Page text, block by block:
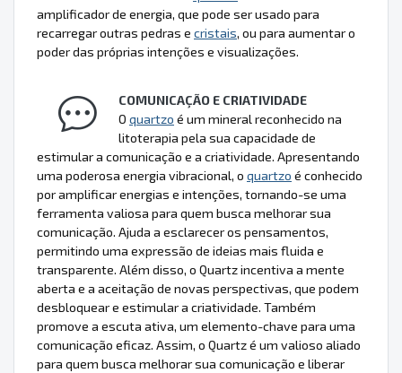
amplificador de energia, que pode ser usado para
recarregar outras pedras e cristais, ou para aumentar o
poder das próprias intenções e visualizações.
COMUNICAÇÃO E CRIATIVIDADE
O quartzo é um mineral reconhecido na
litoterapia pela sua capacidade de
estimular a comunicação e a criatividade. Apresentando
uma poderosa energia vibracional, o quartzo é conhecido
por amplificar energias e intenções, tornando-se uma
ferramenta valiosa para quem busca melhorar sua
comunicação. Ajuda a esclarecer os pensamentos,
permitindo uma expressão de ideias mais fluida e
transparente. Além disso, o Quartz incentiva a mente
aberta e a aceitação de novas perspectivas, que podem
desbloquear e estimular a criatividade. Também
promove a escuta ativa, um elemento-chave para uma
comunicação eficaz. Assim, o Quartz é um valioso aliado
para quem busca melhorar sua comunicação e liberar